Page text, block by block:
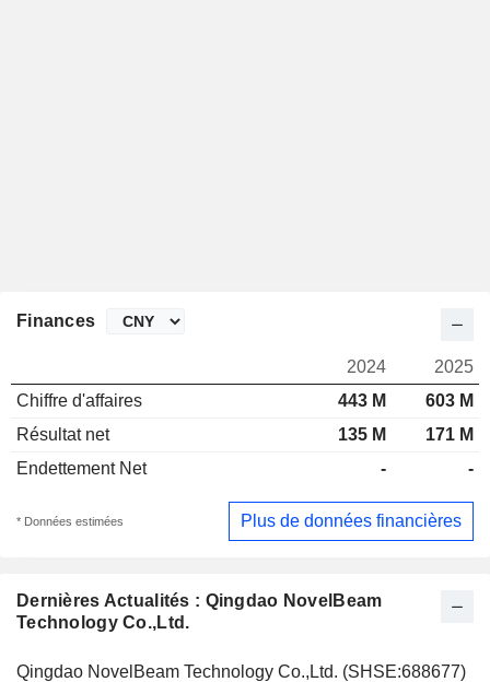
Dernières Actualités : Qingdao NovelBeam
Technology Co.,Ltd.
Qingdao NovelBeam Technology Co.,Ltd. (SHSE:688677)
Finances
2024
2025
Chiffre d'affaires
443 M
603 M
Résultat net
135 M
171 M
Endettement Net
- -
* Données estimées Plus de données financières